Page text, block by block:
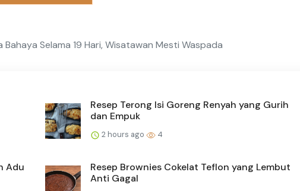
Selama 19 Hari, Wisatawan Mesti Waspada
Resep Terong Isi Goreng Renyah yang Gurih
dan Empuk
2 hours ago 4
Adu
Resep Brownies Cokelat Teflon yang Lembut
Anti Gagal